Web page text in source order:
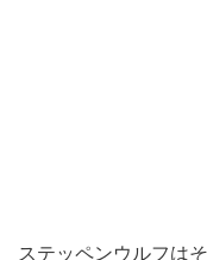
ステッペンウルフは